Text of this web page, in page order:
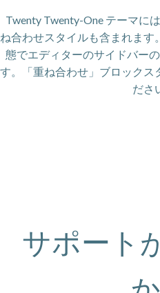
Twenty Twenty-One テーマに
ね合わせスタイルも含まれま
態でエディターのサイドバー
す。「重ね合わせ」ブロックス
ださ
サポート